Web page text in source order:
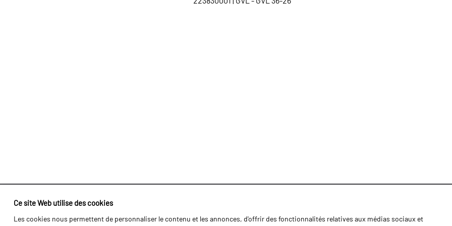
Ce site Web utilise des cookies
Les cookies nous permettent de personnaliser le contenu et les annonces, d'offrir des fonctionnalités relatives aux médias sociaux et
Identité Agriculture Nouvelles